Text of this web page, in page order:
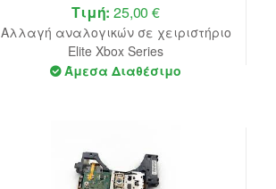
Τιμή:25,00 €
Αλλαγή αναλογικών σε χειριστήριο
Elite Xbox Series
Άμεσα Διαθέσιμο